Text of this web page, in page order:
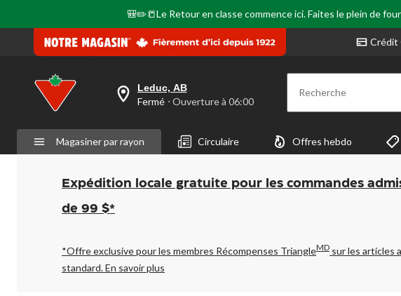
🎒✏️📒Le Retour en classe commence ici. Faites le plein de
votre
est
Leduc,
AB,
Fermé,
Ouverture
à
pour
changer
Leduc, AB
Fermé ⋅ Ouverture à 06:00 Recherche
Magasiner par rayon Circulaire Offres hebdo
Expédition locale gratuite pour les commandes
de 99 $*
*Offre exclusive pour les membres Récompenses TriangleMD sur les articles
standard.En savoir plus